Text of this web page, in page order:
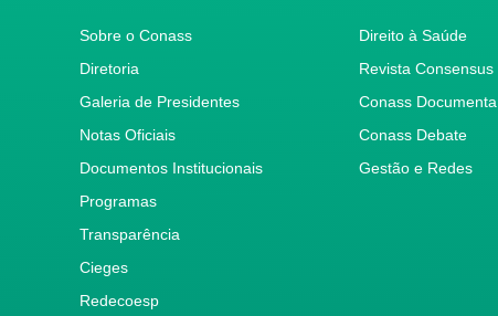
Sobre o Conass
Diretoria
Galeria de Presidentes
Notas Oficiais
Documentos Institucionais
Programas
Transparência
Cieges
Redecoesp
Direito à Saúde
Revista Consensus
Conass Documenta
Conass Debate
Gestão e Redes